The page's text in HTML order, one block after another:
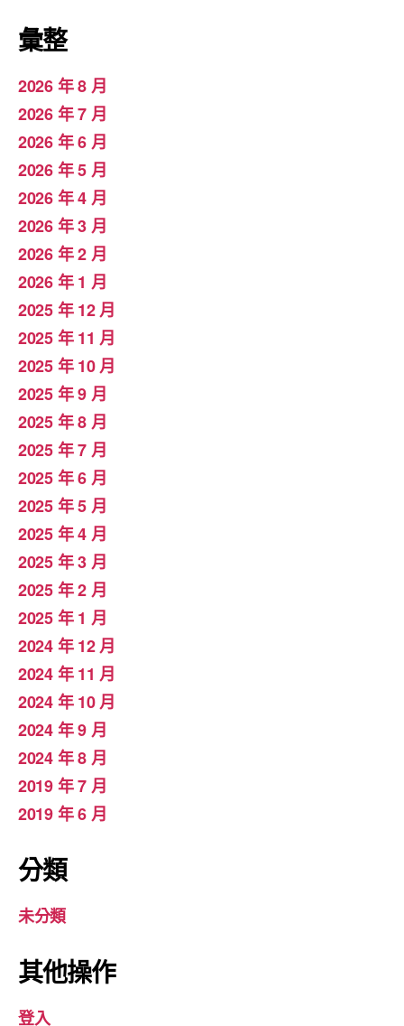
彙整
2026 年 8 月
2026 年 7 月
2026 年 6 月
2026 年 5 月
2026 年 4 月
2026 年 3 月
2026 年 2 月
2026 年 1 月
2025 年 12 月
2025 年 11 月
2025 年 10 月
2025 年 9 月
2025 年 8 月
2025 年 7 月
2025 年 6 月
2025 年 5 月
2025 年 4 月
2025 年 3 月
2025 年 2 月
2025 年 1 月
2024 年 12 月
2024 年 11 月
2024 年 10 月
2024 年 9 月
2024 年 8 月
2019 年 7 月
2019 年 6 月
分類
未分類
其他操作
登入